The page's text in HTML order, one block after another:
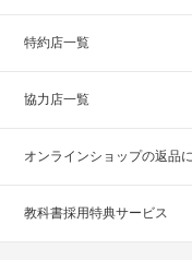
特約店一覧
協力店一覧
オンラインショップの返品
教科書採用特典サービス